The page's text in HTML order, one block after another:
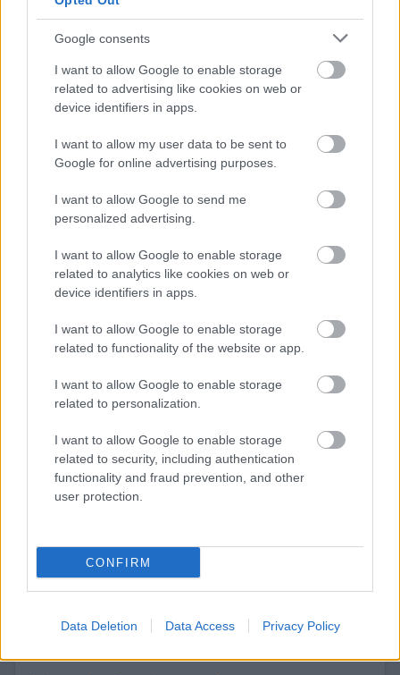
Google consents
I want to allow Google to enable storage
related to advertising like cookies on web or
device identifiers in apps.
I want to allow my user data to be sent to
Google for online advertising purposes.
I want to allow Google to send me
personalized advertising.
I want to allow Google to enable storage
related to analytics like cookies on web or
device identifiers in apps.
I want to allow Google to enable storage
related to functionality of the website or app.
I want to allow Google to enable storage
related to personalization.
I want to allow Google to enable storage
related to security, including authentication
functionality and fraud prevention, and other
user protection.
CONFIRM
Data Deletion Data Access Privacy Policy